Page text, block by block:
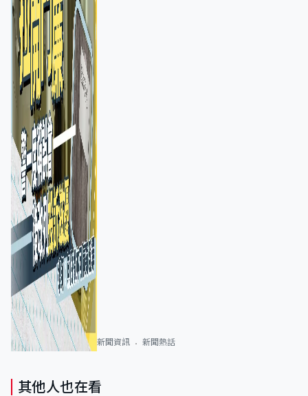
新聞資訊 新聞熱話
其他人也在看